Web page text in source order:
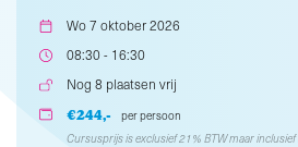
Wo 7 oktober 2026
08:30 - 16:30
Nog 8 plaatsen vrij
€244,-
per persoon
Cursusprijs is exclusief 21% BTW maar inclusief